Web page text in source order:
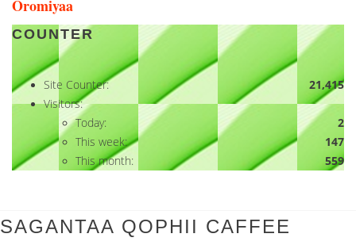
Oromiyaa
COUNTER
Site Counter:
21,415
Visitors:
Today:
2
This week:
147
This month:
559
SAGANTAA QOPHII CAFFEE